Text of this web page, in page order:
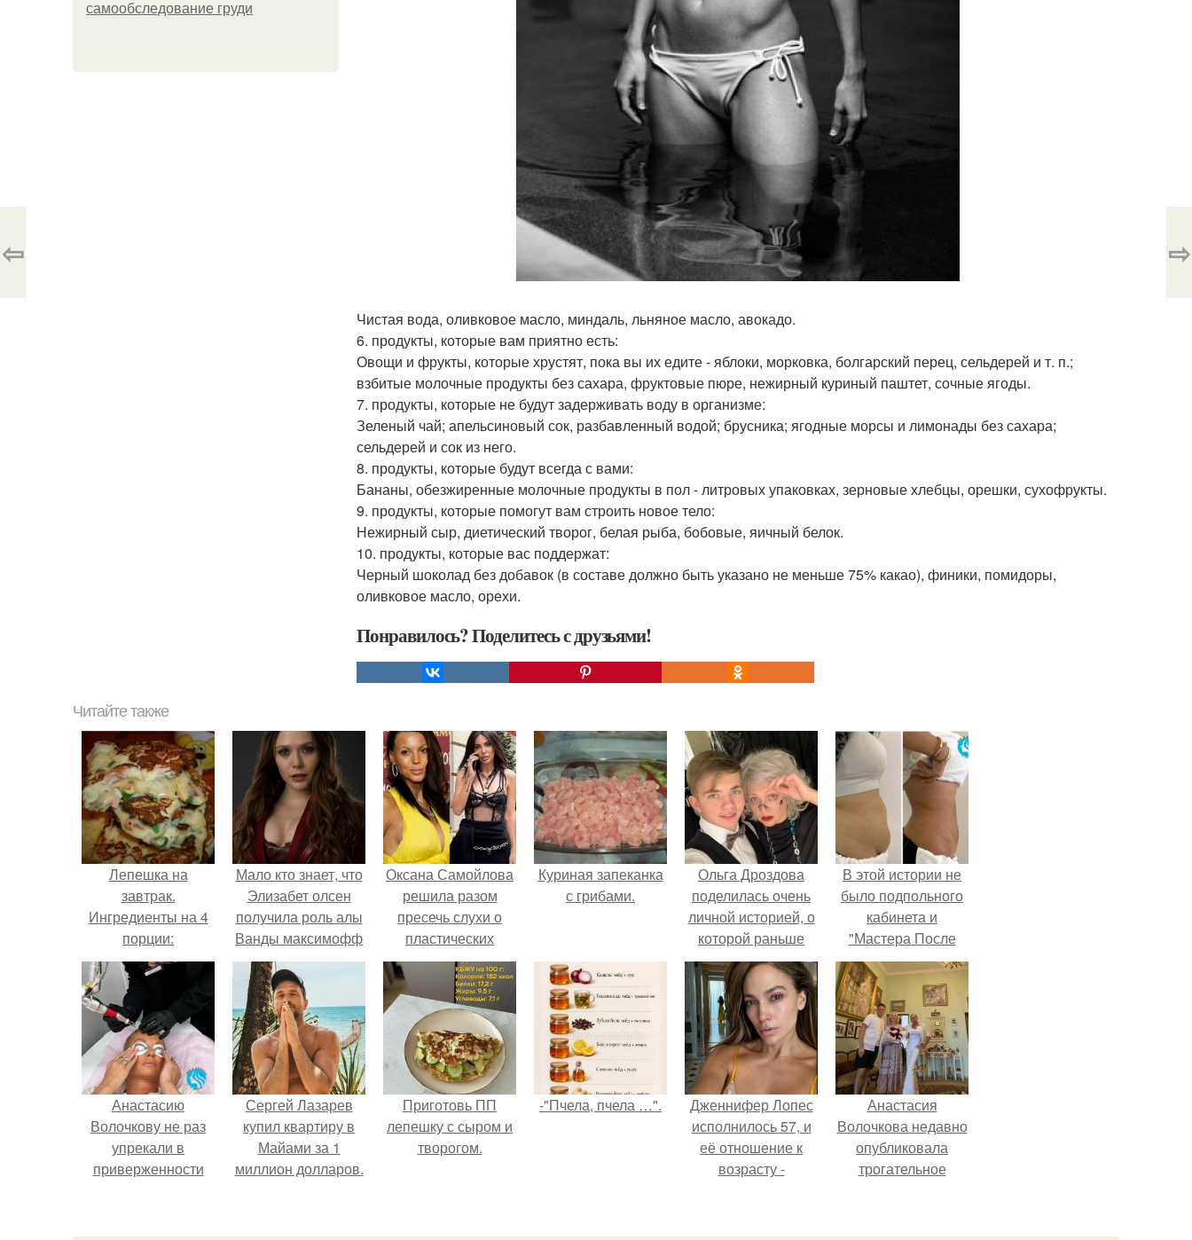
самообследование груди
Чистая вода, оливковое масло, миндаль, льняное масло, авокадо.
6. продукты, которые вам приятно есть:
Овощи и фрукты, которые хрустят, пока вы их едите - яблоки, морковка, болгарский перец, сельдерей и т. п.;
взбитые молочные продукты без сахара, фруктовые пюре, нежирный куриный паштет, сочные ягоды.
7. продукты, которые не будут задерживать воду в организме:
Зеленый чай; апельсиновый сок, разбавленный водой; брусника; ягодные морсы и лимонады без сахара;
сельдерей и сок из него.
8. продукты, которые будут всегда с вами:
Бананы, обезжиренные молочные продукты в пол - литровых упаковках, зерновые хлебцы, орешки, сухофрукты.
9. продукты, которые помогут вам строить новое тело:
Нежирный сыр, диетический творог, белая рыба, бобовые, яичный белок.
10. продукты, которые вас поддержат:
Черный шоколад без добавок (в составе должно быть указано не меньше 75% какао), финики, помидоры,
оливковое масло, орехи.
Понравилось? Поделитесь с друзьями!
⇦ ⇨
Читайте также
Лепешка на
завтрак.
Ингредиенты на 4
порции:
Мало кто знает, что
Элизабет олсен
получила роль алы
Ванды максимофф
не сразу.
Оксана Самойлова
решила разом
пресечь слухи о
пластических
операциях и
публично
прояснила
ситуацию.
Куриная запеканка
с грибами.
Ольга Дроздова
поделилась очень
личной историей, о
которой раньше
почти не говорила.
В этой истории не
было подпольного
кабинета и
"Мастера После
Двухнедельных
Курсов".
Анастасию
Волочкову не раз
упрекали в
приверженности
Сергей Лазарев
купил квартиру в
Майами за 1
миллион долларов.
Приготовь ПП
лепешку с сыром и
творогом.
-"Пчела, пчела …".
Дженнифер Лопес
исполнилось 57, и
её отношение к
возрасту -
уверенности: "не
Анастасия
Волочкова недавно
опубликовала
трогательное
которой она